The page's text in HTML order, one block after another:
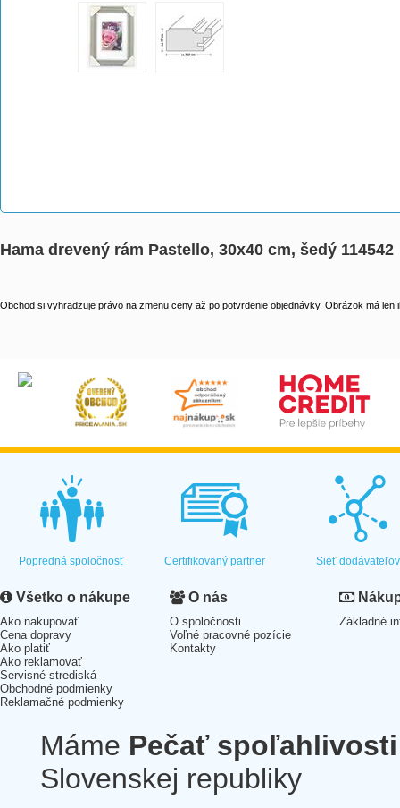
Hama drevený rám Pastello, 30x40 cm, šedý 114542
Obchod si vyhradzuje právo na zmenu ceny až po potvrdenie objednávky. Obrázok má len
Popredná spoločnosť Certifikovaný partner Sieť dodávateľov
Všetko o nákupe
Ako nakupovať
Cena dopravy
Ako platiť
Ako reklamovať
Servisné strediská
Obchodné podmienky
Reklamačné podmienky
O nás
O spoločnosti
Voľné pracovné pozície
Kontakty
Základné
Máme Pečať spoľahlivosti
Slovenskej republiky